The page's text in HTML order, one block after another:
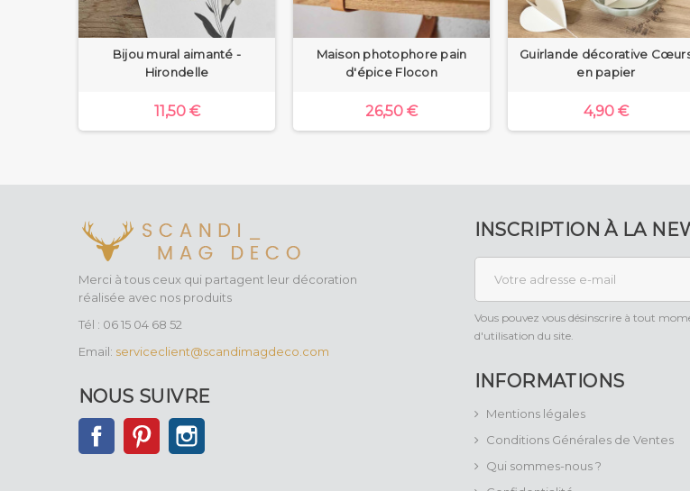
Bijou mural aimanté -
Hirondelle
11,50 €
Maison photophore pain
d'épice Flocon
26,50 €
Guirlande décorative
en papier
4,90 €
Merci à tous ceux qui partagent leur décoration
réalisée avec nos produits
Tél : 06 15 04 68 52
Email: serviceclient@scandimagdeco.com
NOUS SUIVRE
FacebookPinterest
INSCRIPTION À LA
Vous pouvez vous désinscrire à tout
d'utilisation du site.
INFORMATIONS
Mentions légales
Conditions Générales de Ventes
Qui sommes-nous ?